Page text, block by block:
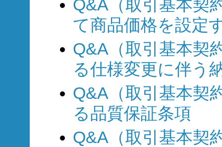
Q&A（取引基本契
て商品価格を設定
Q&A（取引基本契
る仕様変更に伴う
Q&A（取引基本契
る品質保証条項
Q&A（取引基本契